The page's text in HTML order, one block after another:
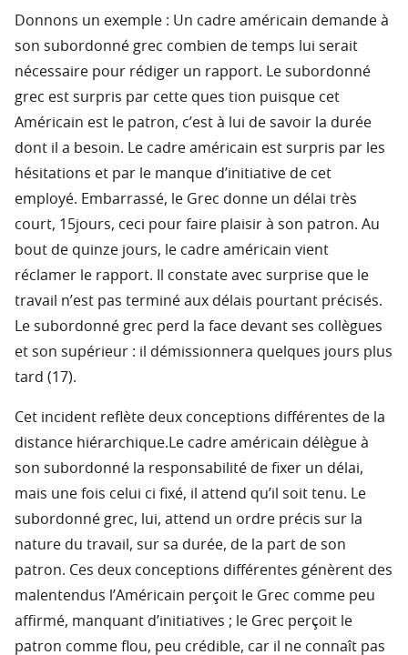
Donnons un exemple : Un cadre américain demande à
son subordonné grec combien de temps lui serait
nécessaire pour rédiger un rapport. Le subordonné
grec est surpris par cette ques tion puisque cet
Américain est le patron, c’est à lui de savoir la durée
dont il a besoin. Le cadre américain est surpris par les
hésitations et par le manque d’initiative de cet
employé. Embarrassé, le Grec donne un délai très
court, 15jours, ceci pour faire plaisir à son patron. Au
bout de quinze jours, le cadre américain vient
réclamer le rapport. Il constate avec surprise que le
travail n’est pas terminé aux délais pourtant précisés.
Le subordonné grec perd la face devant ses collègues
et son supérieur : il démissionnera quelques jours plus
tard (17).
Cet incident reflète deux conceptions différentes de la
distance hiérarchique.Le cadre américain délègue à
son subordonné la responsabilité de fixer un délai,
mais une fois celui ci fixé, il attend qu’il soit tenu. Le
subordonné grec, lui, attend un ordre précis sur la
nature du travail, sur sa durée, de la part de son
patron. Ces deux conceptions différentes génèrent des
malentendus l’Américain perçoit le Grec comme peu
affirmé, manquant d’initiatives ; le Grec perçoit le
patron comme flou, peu crédible, car il ne connaît pas